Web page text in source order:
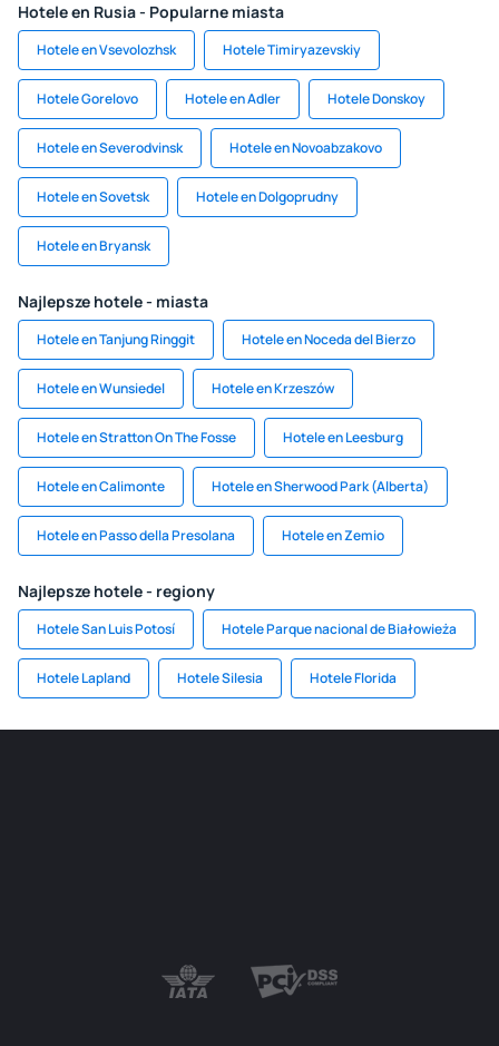
Hotele en Rusia - Popularne miasta
Hotele en Vsevolozhsk Hotele Timiryazevskiy
Hotele Gorelovo Hotele en Adler Hotele Donskoy
Hotele en Severodvinsk Hotele en Novoabzakovo
Hotele en Sovetsk Hotele en Dolgoprudny
Hotele en Bryansk
Najlepsze hotele - miasta
Hotele en Tanjung Ringgit Hotele en Noceda del Bierzo
Hotele en Wunsiedel Hotele en Krzeszów
Hotele en Stratton On The Fosse Hotele en Leesburg
Hotele en Calimonte Hotele en Sherwood Park (Alberta)
Hotele en Passo della Presolana Hotele en Zemio
Najlepsze hotele - regiony
Hotele San Luis Potosí Hotele Parque nacional de Białowieża
Hotele Lapland Hotele Silesia Hotele Florida